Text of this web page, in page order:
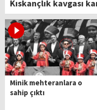
Kıskançlık kavgası
Minik mehteranlara o
sahip çıktı